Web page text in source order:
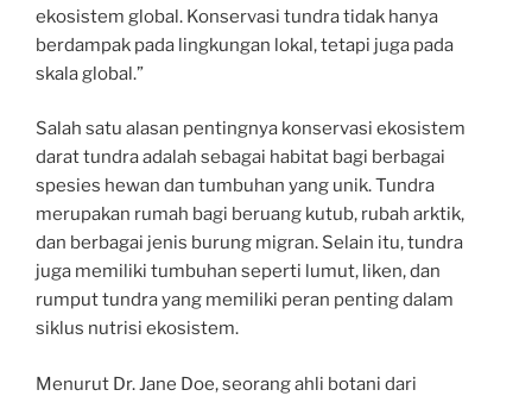
ekosistem global. Konservasi tundra tidak hanya
berdampak pada lingkungan lokal, tetapi juga pada
skala global.”
Salah satu alasan pentingnya konservasi ekosistem
darat tundra adalah sebagai habitat bagi berbagai
spesies hewan dan tumbuhan yang unik. Tundra
merupakan rumah bagi beruang kutub, rubah arktik,
dan berbagai jenis burung migran. Selain itu, tundra
juga memiliki tumbuhan seperti lumut, liken, dan
rumput tundra yang memiliki peran penting dalam
siklus nutrisi ekosistem.
Menurut Dr. Jane Doe, seorang ahli botani dari